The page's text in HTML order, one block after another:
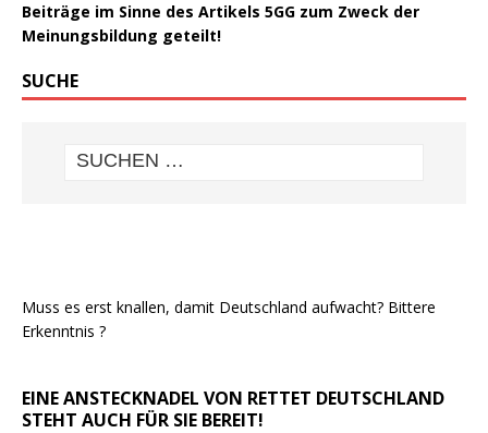
Beiträge im Sinne des Artikels 5GG zum Zweck der
Meinungsbildung geteilt!
SUCHE
Muss es erst knallen, damit Deutschland aufwacht? Bittere
Erkenntnis ?
EINE ANSTECKNADEL VON RETTET DEUTSCHLAND
STEHT AUCH FÜR SIE BEREIT!